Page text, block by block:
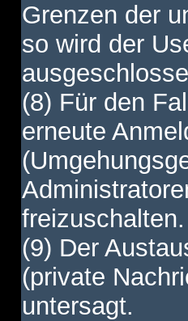
Grenzen der
so wird der
(8) Für den
erneute
freizuschalten.
(9) Der
(private
untersagt.